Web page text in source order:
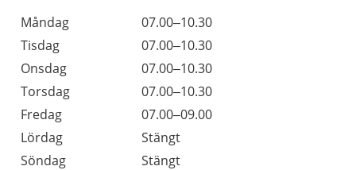
Måndag
07.00–10.30
Tisdag
07.00–10.30
Onsdag
07.00–10.30
Torsdag
07.00–10.30
Fredag
07.00–09.00
Lördag
Stängt
Söndag
Stängt